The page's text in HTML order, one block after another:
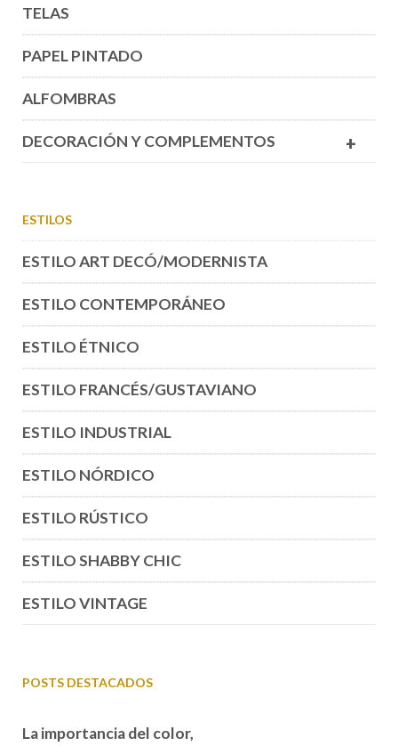
TELAS
PAPEL PINTADO
ALFOMBRAS
+
DECORACIÓN Y COMPLEMENTOS
ESTILOS
ESTILO ART DECÓ/MODERNISTA
ESTILO CONTEMPORÁNEO
ESTILO ÉTNICO
ESTILO FRANCÉS/GUSTAVIANO
ESTILO INDUSTRIAL
ESTILO NÓRDICO
ESTILO RÚSTICO
ESTILO SHABBY CHIC
ESTILO VINTAGE
POSTS DESTACADOS
La importancia del color,